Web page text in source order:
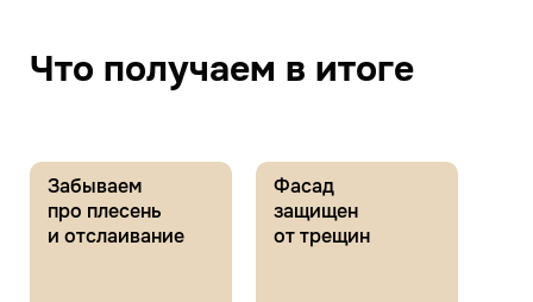
Фасад
защищен
от трещин
Забываем
про плесень
и отслаивание
Что получаем в итоге